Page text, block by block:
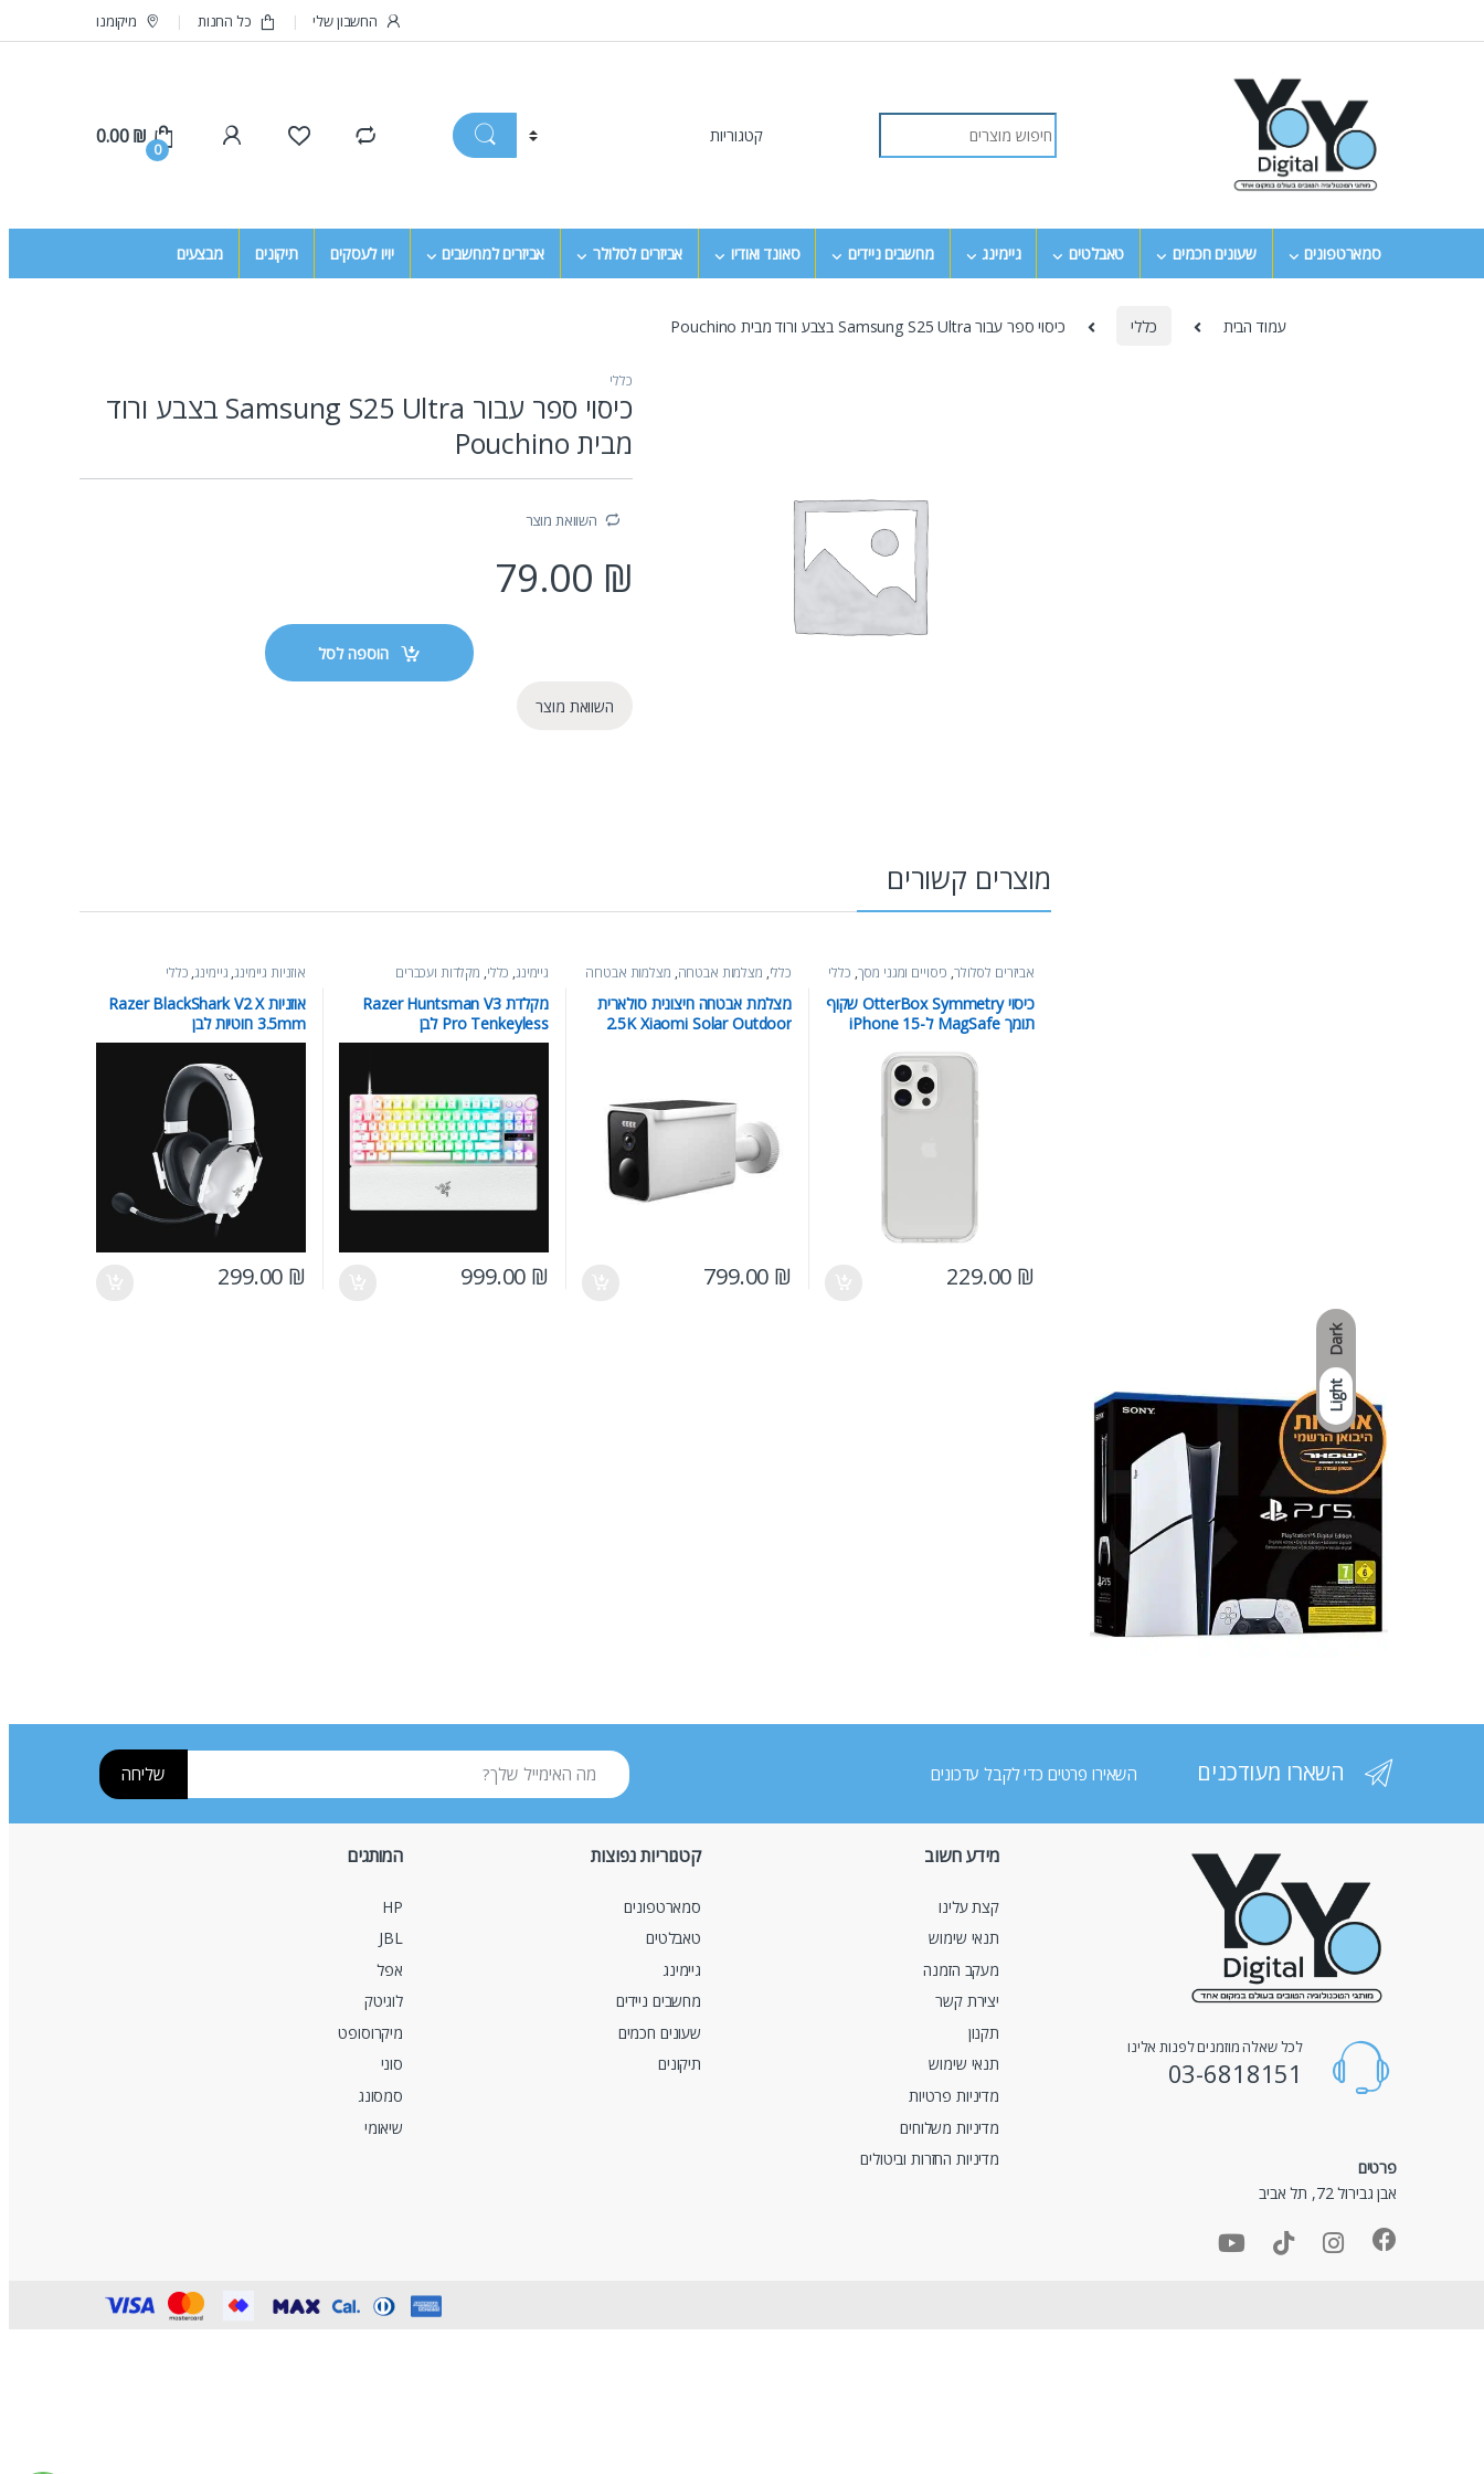
Dark
Light
החשבון שלי כל החנות מיקומנו
0
0.00₪
סמארטפונים שעונים חכמים טאבלטים גיימינג מחשבים ניידים סאונד ואודיו אביזרים לסלולר אביזרים למחשבים יויו לעסקים תיקונים מבצעים
עמוד הבית כללי כיסוי ספר עבור Samsung S25 Ultra בצבע ורוד מבית Pouchino
כללי
כיסוי ספר עבור Samsung S25 Ultra בצבע ורוד
מבית Pouchino
השוואת מוצר
79.00 ₪
הוספה לסל
השוואת מוצר
מוצרים קשורים
אביזרים לסלולר, כיסויים ומגני מסך, כללי
כיסוי OtterBox Symmetry שקוף
תומך MagSafe ל-iPhone 15
229.00 ₪
כללי, מצלמות אבטחה, מצלמות אבטחה
וציוד צילום
מצלמת אבטחה חיצונית סולארית
2.5K Xiaomi Solar Outdoor
799.00 ₪
גיימינג, כללי, מקלדות ועכברים
מקלדת Razer Huntsman V3
Pro Tenkeyless לבן
999.00 ₪
אוזניות גיימינג, גיימינג, כללי
אוזניות Razer BlackShark V2 X
3.5mm חוטיות לבן
299.00 ₪
השארו מעודכנים השאירו פרטים כדי לקבל עדכונים שליחה
לכל שאלה מוזמנים לפנות אלינו
03-6818151
פרטים
אבן גבירול 72, תל אביב
מידע חשוב
קצת עלינו
תנאי שימוש
מעקב הזמנה
יצירת קשר
תקנון
תנאי שימוש
מדיניות פרטיות
מדיניות משלוחים
מדיניות החזרות וביטולים
קטגוריות נפוצות
סמארטפונים
טאבלטים
גיימינג
מחשבים ניידים
שעונים חכמים
תיקונים
המותגים
HP
JBL
אפל
לוגיטק
מיקרוסופט
סוני
סמסונג
שיאומי